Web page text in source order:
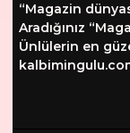
“Magazin
Aradığınız
Ünlülerin en